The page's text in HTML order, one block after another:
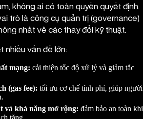
không ai có toàn quyền quyết định.
trò là công cụ quản trị (governance)
nhất về các thay đổi kỹ thuật.
nhiều vấn đề lớn:
mạng: cải thiện tốc độ xử lý và giảm tắc
(gas fee): tối ưu cơ chế tính phí, giúp người
và khả năng mở rộng: đảm bảo an toàn khi